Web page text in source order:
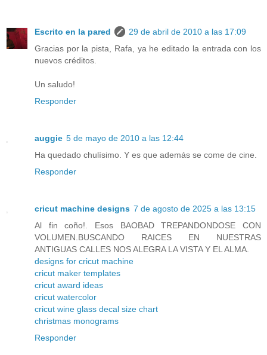
Escrito en la pared
29 de abril de 2010 a las 17:09
Gracias por la pista, Rafa, ya he editado la entrada con los
nuevos créditos.
Un saludo!
Responder
auggie 5 de mayo de 2010 a las 12:44
Ha quedado chulísimo. Y es que además se come de cine.
Responder
cricut machine designs 7 de agosto de 2025 a las 13:15
Al fin coño!. Esos BAOBAD TREPANDONDOSE CON
VOLUMEN.BUSCANDO RAICES EN NUESTRAS
ANTIGUAS CALLES NOS ALEGRA LA VISTA Y EL ALMA.
designs for cricut machine
cricut maker templates
cricut award ideas
cricut watercolor
cricut wine glass decal size chart
christmas monograms
Responder